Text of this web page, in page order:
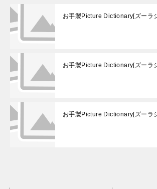
お手製Picture Dictionary[ズー
お手製Picture Dictionary[ズー
お手製Picture Dictionary[ズー